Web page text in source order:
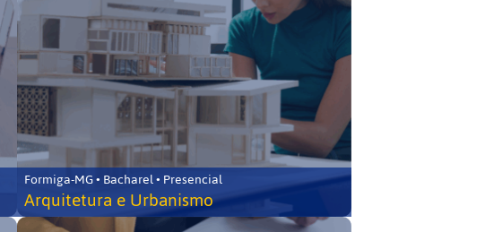
Formiga-MG • Bacharel • Presencial
Arquitetura e Urbanismo